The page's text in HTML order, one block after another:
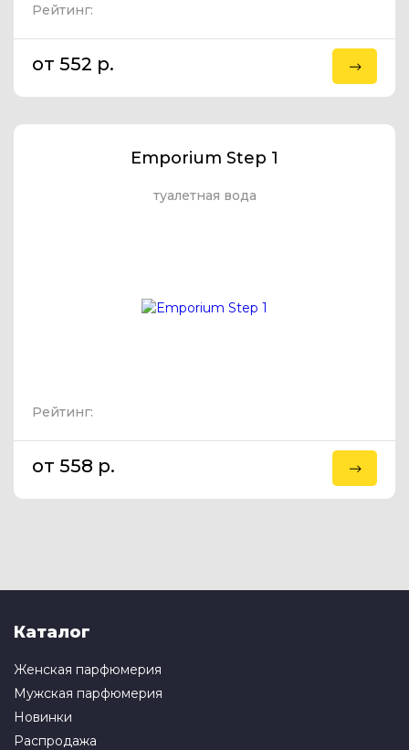
Рейтинг:
от 552 p.
Emporium Step 1
туалетная вода
Рейтинг:
от 558 p.
Каталог
Женская парфюмерия
Мужская парфюмерия
Новинки
Распродажа